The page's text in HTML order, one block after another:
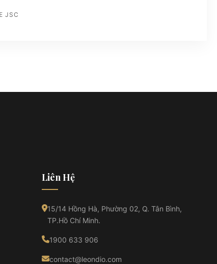
JSC
Liên Hệ
15/14 Hồng Hà, Phường 02, Q. Tân Bình,
TP.Hồ Chí Minh.
1900 633 906
contact@leondio.com